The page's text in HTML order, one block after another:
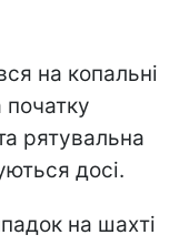
на копальні
початку
рятувальна
досі.
на шахті